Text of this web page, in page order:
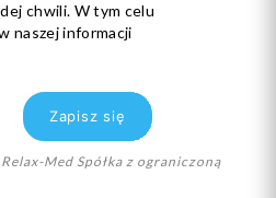
chwili. W tym celu
naszej informacji
Med Spółka z ograniczoną